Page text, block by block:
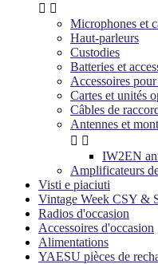
 
Microphones et
Haut-parleurs
Custodies
Batteries et
Accessoires
Cartes et unités
Câbles de
Antennes et
 
IW2EN
Amplificateurs
Visti e piaciuti
Vintage Week CSY &
Radios d'occasion
Accessoires d'occasion
Alimentations
YAESU pièces de